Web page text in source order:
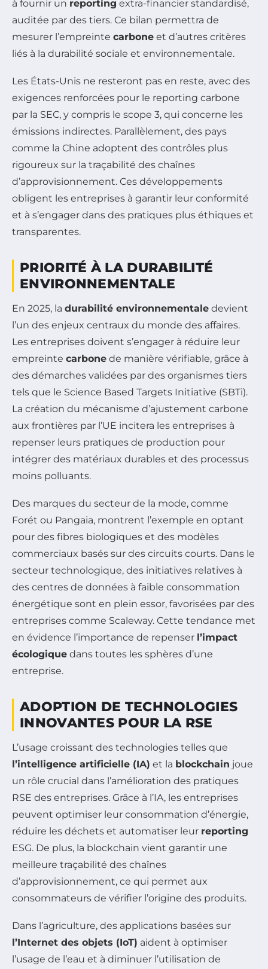
à fournir un reporting extra-financier standardisé,
auditée par des tiers. Ce bilan permettra de
mesurer l’empreinte carbone et d’autres critères
liés à la durabilité sociale et environnementale.
Les États-Unis ne resteront pas en reste, avec des
exigences renforcées pour le reporting carbone
par la SEC, y compris le scope 3, qui concerne les
émissions indirectes. Parallèlement, des pays
comme la Chine adoptent des contrôles plus
rigoureux sur la traçabilité des chaînes
d’approvisionnement. Ces développements
obligent les entreprises à garantir leur conformité
et à s’engager dans des pratiques plus éthiques et
transparentes.
PRIORITÉ À LA DURABILITÉ
ENVIRONNEMENTALE
En 2025, la durabilité environnementale devient
l’un des enjeux centraux du monde des affaires.
Les entreprises doivent s’engager à réduire leur
empreinte carbone de manière vérifiable, grâce à
des démarches validées par des organismes tiers
tels que le Science Based Targets Initiative (SBTi).
La création du mécanisme d’ajustement carbone
aux frontières par l’UE incitera les entreprises à
repenser leurs pratiques de production pour
intégrer des matériaux durables et des processus
moins polluants.
Des marques du secteur de la mode, comme
Forét ou Pangaia, montrent l’exemple en optant
pour des fibres biologiques et des modèles
commerciaux basés sur des circuits courts. Dans le
secteur technologique, des initiatives relatives à
des centres de données à faible consommation
énergétique sont en plein essor, favorisées par des
entreprises comme Scaleway. Cette tendance met
en évidence l’importance de repenser l’impact
écologique dans toutes les sphères d’une
entreprise.
ADOPTION DE TECHNOLOGIES
INNOVANTES POUR LA RSE
L’usage croissant des technologies telles que
l’intelligence artificielle (IA) et la blockchain joue
un rôle crucial dans l’amélioration des pratiques
RSE des entreprises. Grâce à l’IA, les entreprises
peuvent optimiser leur consommation d’énergie,
réduire les déchets et automatiser leur reporting
ESG. De plus, la blockchain vient garantir une
meilleure traçabilité des chaînes
d’approvisionnement, ce qui permet aux
consommateurs de vérifier l’origine des produits.
Dans l’agriculture, des applications basées sur
l’Internet des objets (IoT) aident à optimiser
l’usage de l’eau et à diminuer l’utilisation de